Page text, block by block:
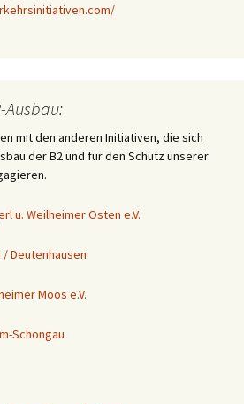
Ausbau:
mit den anderen Initiativen, die sich
der B2 und für den Schutz unserer
u. Weilheimer Osten e.V.
Deutenhausen
Moos e.V.
Schongau